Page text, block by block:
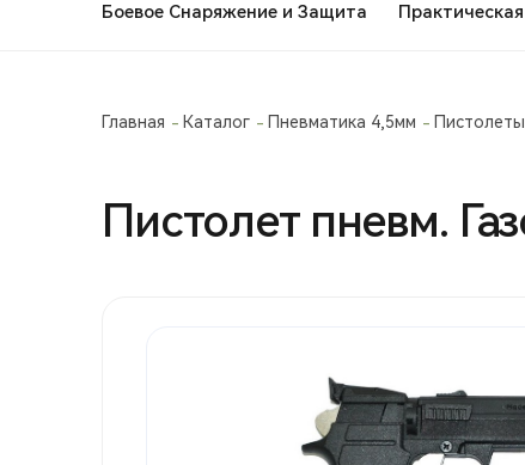
Боевое Снаряжение и Защита
Главная Каталог Пневматика 4,5мм
Пистолет пневм.